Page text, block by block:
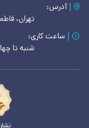
آدرس:
تهران،
ساعت کاری:
شنبه تا چهارشنبه ۸:۳۰ تا ۱۷ و